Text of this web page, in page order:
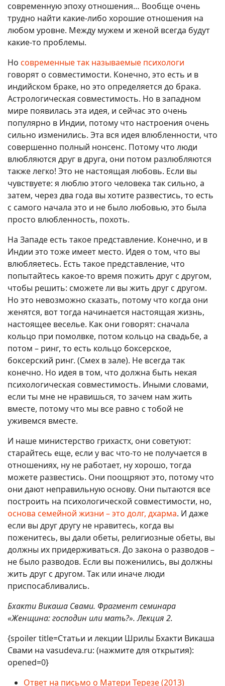
современную эпоху отношения… Вообще очень
трудно найти какие-либо хорошие отношения на
любом уровне. Между мужем и женой всегда будут
какие-то проблемы.
Но современные так называемые психологи
говорят о совместимости. Конечно, это есть и в
индийском браке, но это определяется до брака.
Астрологическая совместимость. Но в западном
мире появилась эта идея, и сейчас это очень
популярно в Индии, потому что настроения очень
сильно изменились. Эта вся идея влюбленности, что
совершенно полный нонсенс. Потому что люди
влюбляются друг в друга, они потом разлюбляются
также легко! Это не настоящая любовь. Если вы
чувствуете: я люблю этого человека так сильно, а
затем, через два года вы хотите развестись, то есть
с самого начала это и не было любовью, это была
просто влюбленность, похоть.
На Западе есть такое представление. Конечно, и в
Индии это тоже имеет место. Идея о том, что вы
влюбляетесь. Есть такое представление, что
попытайтесь какое-то время пожить друг с другом,
чтобы решить: сможете ли вы жить друг с другом.
Но это невозможно сказать, потому что когда они
женятся, вот тогда начинается настоящая жизнь,
настоящее веселье. Как они говорят: сначала
кольцо при помолвке, потом кольцо на свадьбе, а
потом – ринг, то есть кольцо боксерское,
боксерский ринг. (Смех в зале). Не всегда так
конечно. Но идея в том, что должна быть некая
психологическая совместимость. Иными словами,
если ты мне не нравишься, то зачем нам жить
вместе, потому что мы все равно с тобой не
уживемся вместе.
И наше министерство грихастх, они советуют:
старайтесь еще, если у вас что-то не получается в
отношениях, ну не работает, ну хорошо, тогда
можете развестись. Они поощряют это, потому что
они дают неправильную основу. Они пытаются все
построить на психологической совместимости, но,
основа семейной жизни – это долг, дхарма. И даже
если вы друг другу не нравитесь, когда вы
поженитесь, вы дали обеты, религиозные обеты, вы
должны их придерживаться. До закона о разводов –
не было разводов. Если вы поженились, вы должны
жить друг с другом. Так или иначе люди
приспосабливались.
Бхакти Викаша Свами. Фрагмент семинара
«Женщина: господин или мать?». Лекция 2.
{spoiler title=Статьи и лекции Шрилы Бхакти Викаша
Свами на vasudeva.ru: (нажмите для открытия):
opened=0}
Ответ на письмо о Матери Терезе (2013)